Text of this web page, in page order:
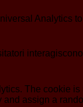
Analytics
The cookie
assign a